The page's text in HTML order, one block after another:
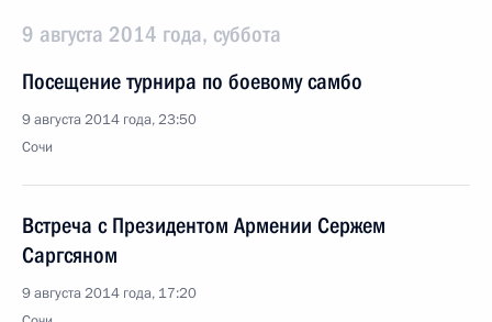
9 августа 2014 года, суббота
Посещение турнира по боевому самбо
9 августа 2014 года, 23:50
Сочи
Встреча с Президентом Армении Сержем
Саргсяном
9 августа 2014 года, 17:20